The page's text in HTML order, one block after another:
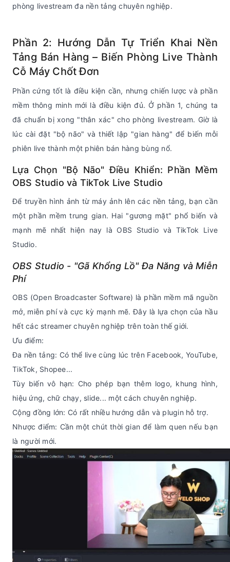
phòng livestream đa nền tảng chuyên nghiệp.
Phần 2: Hướng Dẫn Tự Triển Khai Nền
Tảng Bán Hàng – Biến Phòng Live Thành
Cỗ Máy Chốt Đơn
Phần cứng tốt là điều kiện cần, nhưng chiến lược và phần
mềm thông minh mới là điều kiện đủ. Ở phần 1, chúng ta
đã chuẩn bị xong "thân xác" cho phòng livestream. Giờ là
lúc cài đặt "bộ não" và thiết lập "gian hàng" để biến mỗi
phiên live thành một phiên bán hàng bùng nổ.
Lựa Chọn "Bộ Não" Điều Khiển: Phần Mềm
OBS Studio và TikTok Live Studio
Để truyền hình ảnh từ máy ảnh lên các nền tảng, bạn cần
một phần mềm trung gian. Hai "gương mặt" phổ biến và
mạnh mẽ nhất hiện nay là OBS Studio và TikTok Live
Studio.
OBS Studio - "Gã Khổng Lồ" Đa Năng và Miễn
Phí
OBS (Open Broadcaster Software) là phần mềm mã nguồn
mở, miễn phí và cực kỳ mạnh mẽ. Đây là lựa chọn của hầu
hết các streamer chuyên nghiệp trên toàn thế giới.
Ưu điểm:
Đa nền tảng: Có thể live cùng lúc trên Facebook, YouTube,
TikTok, Shopee...
Tùy biến vô hạn: Cho phép bạn thêm logo, khung hình,
hiệu ứng, chữ chạy, slide... một cách chuyên nghiệp.
Cộng đồng lớn: Có rất nhiều hướng dẫn và plugin hỗ trợ.
Nhược điểm: Cần một chút thời gian để làm quen nếu bạn
là người mới.